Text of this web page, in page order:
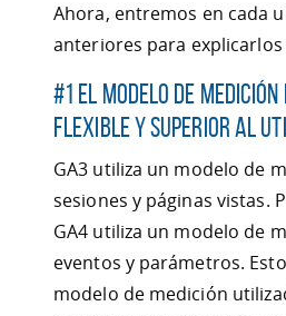
Ahora, entremos en cada
anteriores para
#1 El modelo de medición
flexible y superior al
GA3 utiliza un modelo de
sesiones y páginas vistas.
GA4 utiliza un modelo de
eventos y parámetros.
modelo de medición